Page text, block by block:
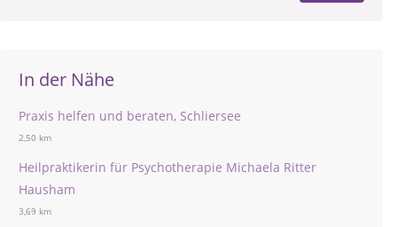
In der Nähe
Praxis helfen und beraten, Schliersee
2,50 km
Heilpraktikerin für Psychotherapie Michaela Ritter
Hausham
3,69 km